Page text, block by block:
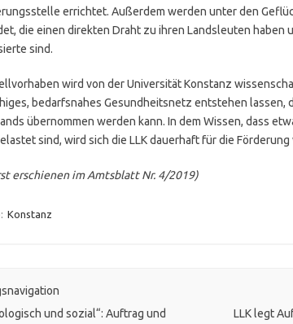
errichtet. Außerdem werden unter den
die einen direkten Draht zu ihren Landsleuten haben
sind.
wird von der Universität Konstanz
bedarfsnahes Gesundheitsnetz entstehen lassen,
übernommen werden kann. In dem Wissen, dass
sind, wird sich die LLK dauerhaft für die
erschienen im Amtsblatt Nr. 4/2019)
Konstanz
und sozial“: Auftrag und
LLK legt